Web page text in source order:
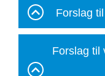
Forslag
Forslag til